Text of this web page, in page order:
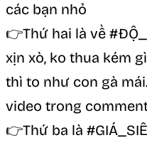
các bạn nhỏ
👉Thứ hai là về
xịn xò, ko thua kém
thì to như con gà
video trong
👉Thứ ba là